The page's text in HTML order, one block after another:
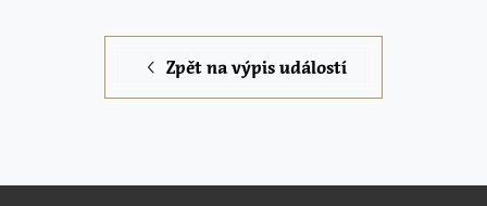
Zpět na výpis událostí